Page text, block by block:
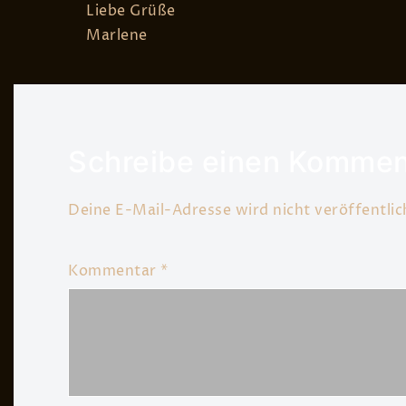
Liebe Grüße
Marlene
Deine E-Mail-Adresse wird nicht
Kommentar *